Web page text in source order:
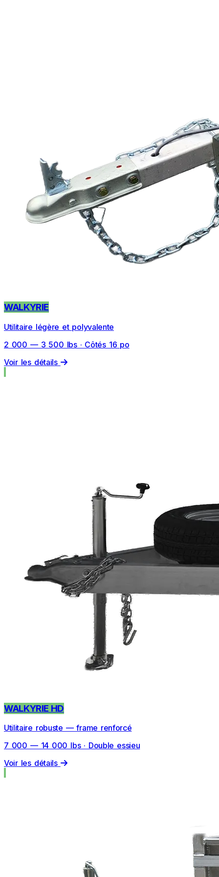
WALKYRIE
Utilitaire légère et polyvalente
2 000 — 3 500 lbs · Côtés 16 po
Voir les détails
WALKYRIE HD
Utilitaire robuste — frame renforcé
7 000 — 14 000 lbs · Double essieu
Voir les détails